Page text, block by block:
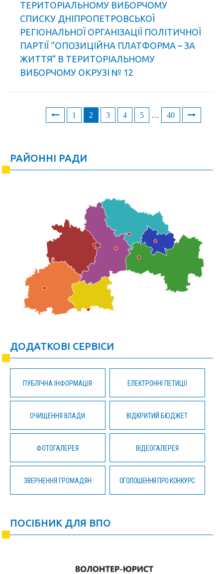
ТЕРИТОРІАЛЬНОМУ ВИБОРЧОМУ
СПИСКУ ДНІПРОПЕТРОВСЬКОЇ
РЕГІОНАЛЬНОЇ ОРГАНІЗАЦІЇ ПОЛІТИЧНОЇ
ПАРТІЇ “ОПОЗИЦІЙНА ПЛАТФОРМА – ЗА
ЖИТТЯ” В ТЕРИТОРІАЛЬНОМУ
ВИБОРЧОМУ ОКРУЗІ № 12
Posts
1 2 3 4 5 … 40
РАЙОННІ РАДИ
ДОДАТКОВІ СЕРВІСИ
ПУБЛІЧНА ІНФОРМАЦІЯ ЕЛЕКТРОННІ ПЕТИЦІЇ
ОЧИЩЕННЯ ВЛАДИ ВІДКРИТИЙ БЮДЖЕТ
ФОТОГАЛЕРЕЯ ВІДЕОГАЛЕРЕЯ
ЗВЕРНЕННЯ ГРОМАДЯН ОГОЛОШЕННЯ ПРО КОНКУРС
ПОСІБНИК ДЛЯ ВПО